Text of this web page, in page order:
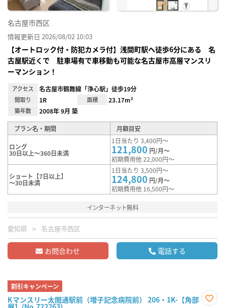
名古屋市西区
情報更新日 2026/08/02 10:03
【オートロック付・防犯カメラ付】浅間町駅へ徒歩6分にある 名
古屋駅近くで 駐車場有で車移動も可能な名古屋市高層マンスリ
ーマンション！
アクセス 名古屋市鶴舞線「浄心駅」徒歩19分
間取り 1R 面積 23.17m²
築年数 2008年 9月 築
プラン名・期間 月額目安
ロング
30日以上～360日未満
1日当たり 3,400円～
121,800 円/月～
初期費用他 22,000円～
ショート【7日以上】
～30日未満
1日当たり 3,500円～
124,800 円/月～
初期費用他 16,500円～
インターネット無料
愛知県 名古屋市西区
お問合わせ 電話する
割引キャンペーン
Kマンスリー太閤通駅前（増子記念病院前） 206・1K-【角部